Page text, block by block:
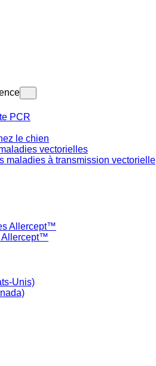
PCR
le chien
vectorielles
maladies à transmission vectorielle
Allercept™
Allercept™
Unis)